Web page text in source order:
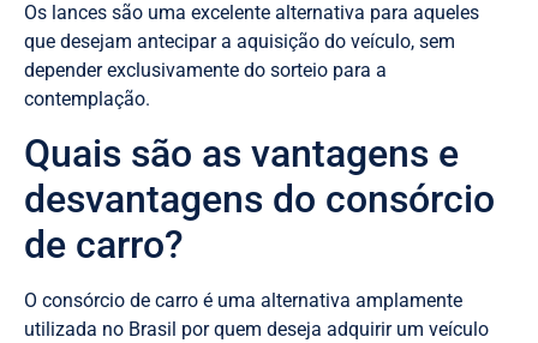
Os lances são uma excelente alternativa para aqueles
que desejam antecipar a aquisição do veículo, sem
depender exclusivamente do sorteio para a
contemplação.
Quais são as vantagens e
desvantagens do consórcio
de carro?
O consórcio de carro é uma alternativa amplamente
utilizada no Brasil por quem deseja adquirir um veículo